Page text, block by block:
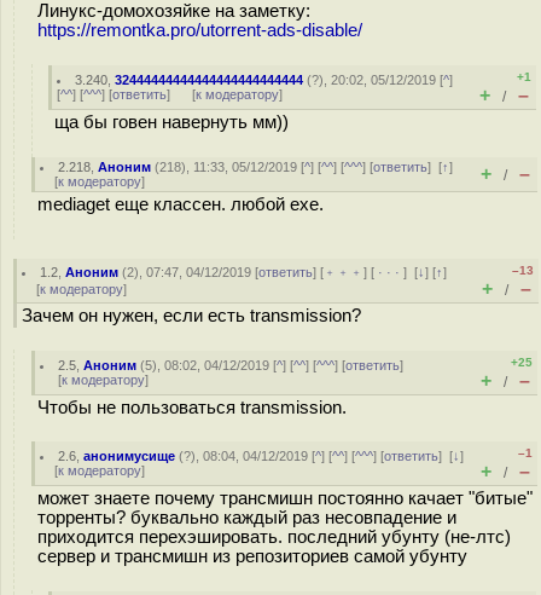
Линукс-домохозяйке на заметку:
https://remontka.pro/utorrent-ads-disable/
3.240 ,32444444444444444444444444 (?), 20:02, 05/12/2019 [^]
[^^] [^^^] [ответить] [к модератору]
+1
+ / –
ща бы говен навернуть мм))
2.218 ,Аноним (218), 11:33, 05/12/2019 [^] [^^] [^^^] [ответить][↑]
[к модератору] + / –
mediaget еще классен. любой exe.
1.2 ,Аноним (2), 07:47, 04/12/2019 [ответить] [ ﹢﹢﹢] [ · · ·][↓] [↑]
[к модератору]
–13
+ / –
Зачем он нужен, если есть transmission?
2.5 ,Аноним (5), 08:02, 04/12/2019 [^] [^^] [^^^] [ответить]
[к модератору]
+25
+ / –
Чтобы не пользоваться transmission.
2.6 ,анонимусище (?), 08:04, 04/12/2019 [^] [^^] [^^^] [ответить][↓]
[к модератору]
–1
+ / –
может знаете почему трансмишн постоянно качает "битые"
торренты? буквально каждый раз несовпадение и
приходится перехэшировать. последний убунту (не-лтс)
сервер и трансмишн из репозиториев самой убунту